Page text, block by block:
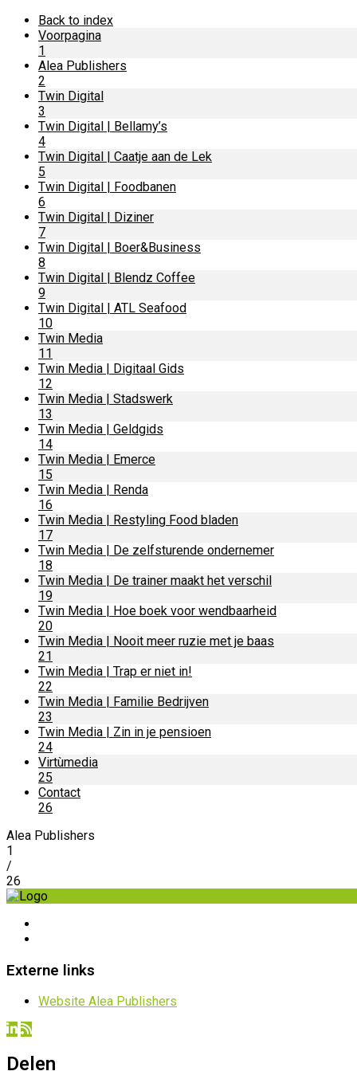
Back to index
Voorpagina
1
Alea Publishers
2
Twin Digital
3
Twin Digital | Bellamy’s
4
Twin Digital | Caatje aan de Lek
5
Twin Digital | Foodbanen
6
Twin Digital | Diziner
7
Twin Digital | Boer&Business
8
Twin Digital | Blendz Coffee
9
Twin Digital | ATL Seafood
10
Twin Media
11
Twin Media | Digitaal Gids
12
Twin Media | Stadswerk
13
Twin Media | Geldgids
14
Twin Media | Emerce
15
Twin Media | Renda
16
Twin Media | Restyling Food bladen
17
Twin Media | De zelfsturende ondernemer
18
Twin Media | De trainer maakt het verschil
19
Twin Media | Hoe boek voor wendbaarheid
20
Twin Media | Nooit meer ruzie met je baas
21
Twin Media | Trap er niet in!
22
Twin Media | Familie Bedrijven
23
Twin Media | Zin in je pensioen
24
Virtùmedia
25
Contact
26
Alea Publishers
1
/
26
Externe links
Website Alea Publishers
Delen